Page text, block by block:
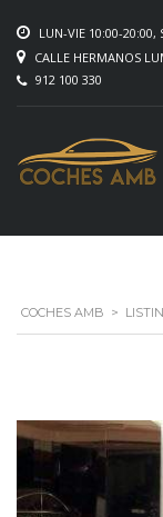
LUN-VIE 10:00-20:00,
CALLE HERMANOS
912 100 330
COCHES AMB >